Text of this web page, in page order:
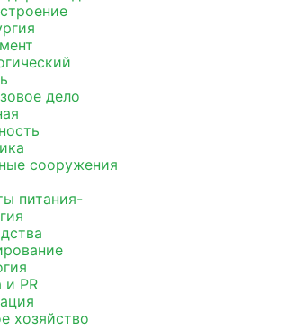
дело
сооружения
питания-
и PR
хозяйство